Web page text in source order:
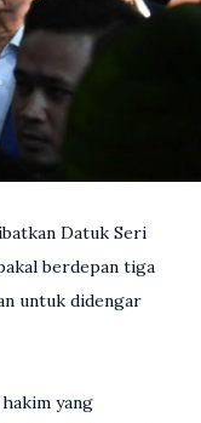
Datuk Seri
berdepan tiga
untuk didengar
yang